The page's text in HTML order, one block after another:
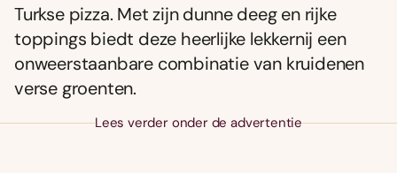
Turkse pizza. Met zijn dunne deeg en rijke
toppings biedt deze heerlijke lekkernij een
onweerstaanbare combinatie van kruidenen
verse groenten.
Lees verder onder de advertentie